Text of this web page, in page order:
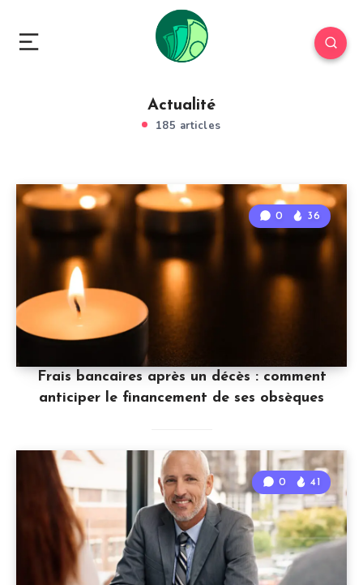
Actualité
185 articles
Frais bancaires après un décès : comment
anticiper le financement de ses obsèques
0 36
0 41